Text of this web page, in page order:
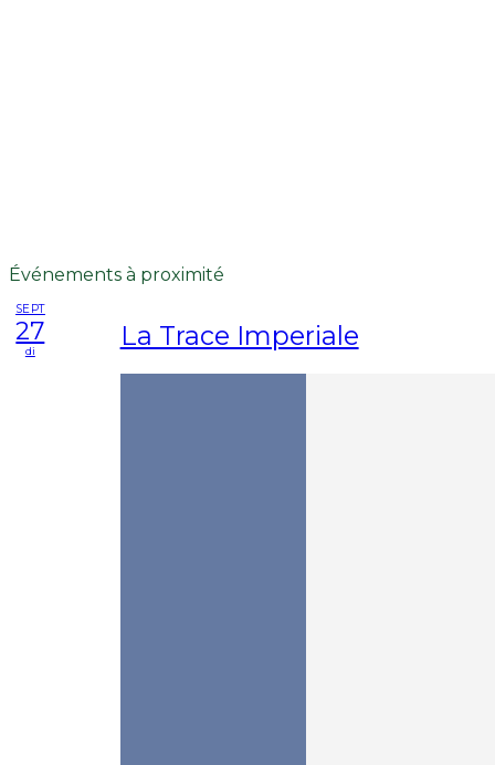
Événements à proximité
SEPT
27
di La Trace Imperiale